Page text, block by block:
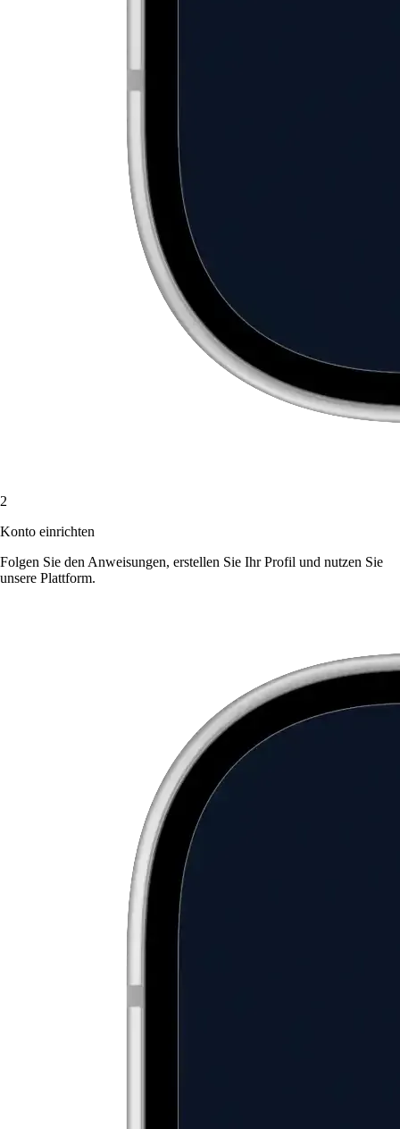
2
Konto einrichten
Folgen Sie den Anweisungen, erstellen Sie Ihr Profil und nutzen Sie
unsere Plattform.